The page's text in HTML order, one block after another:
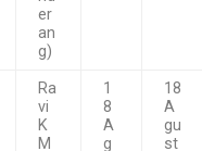
er
an
g)
Ra
vi
K
M
1
8
A
g
18
A
gu
st